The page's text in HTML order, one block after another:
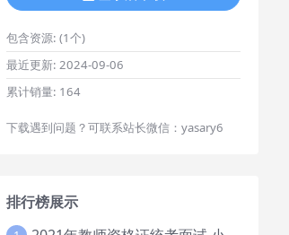
包含资源: (1个)
最近更新: 2024-09-06
累计销量: 164
下载遇到问题？可联系站长微信：yasary6
排行榜展示